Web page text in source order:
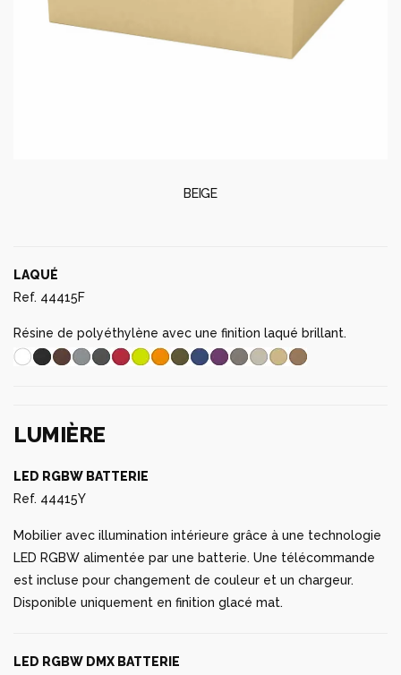
BEIGE
LAQUÉ
Ref. 44415F
Résine de polyéthylène avec une finition laqué brillant.
LUMIÈRE
LED RGBW BATTERIE
Ref. 44415Y
Mobilier avec illumination intérieure grâce à une technologie
LED RGBW alimentée par une batterie. Une télécommande
est incluse pour changement de couleur et un chargeur.
Disponible uniquement en finition glacé mat.
LED RGBW DMX BATTERIE